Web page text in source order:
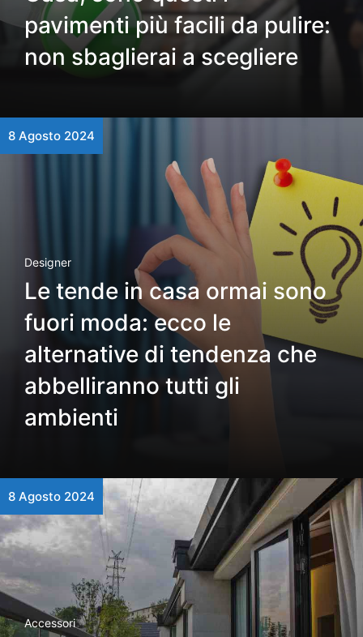
pavimenti più facili da pulire:
non sbaglierai a scegliere
8 Agosto 2024
Designer
Le tende in casa ormai sono
fuori moda: ecco le
alternative di tendenza che
abbelliranno tutti gli
ambienti
8 Agosto 2024
Accessori